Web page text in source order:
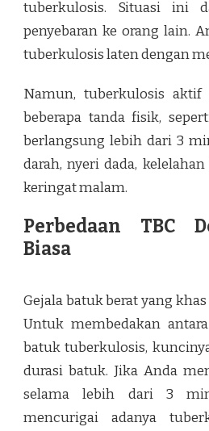
tuberkulosis. Situasi ini
penyebaran ke orang lain.
tuberkulosis laten dengan
Namun, tuberkulosis
beberapa tanda fisik,
berlangsung lebih dari 3
darah, nyeri dada,
keringat malam.
Perbedaan TBC
Biasa
Gejala batuk berat yang
Untuk membedakan
batuk tuberkulosis,
durasi batuk. Jika Anda
selama lebih dari 3
mencurigai adanya